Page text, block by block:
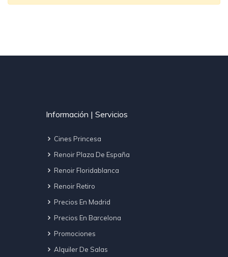
Información | Servicios
Cines Princesa
Renoir Plaza De España
Renoir Floridablanca
Renoir Retiro
Precios En Madrid
Precios En Barcelona
Promociones
Alquiler De Salas